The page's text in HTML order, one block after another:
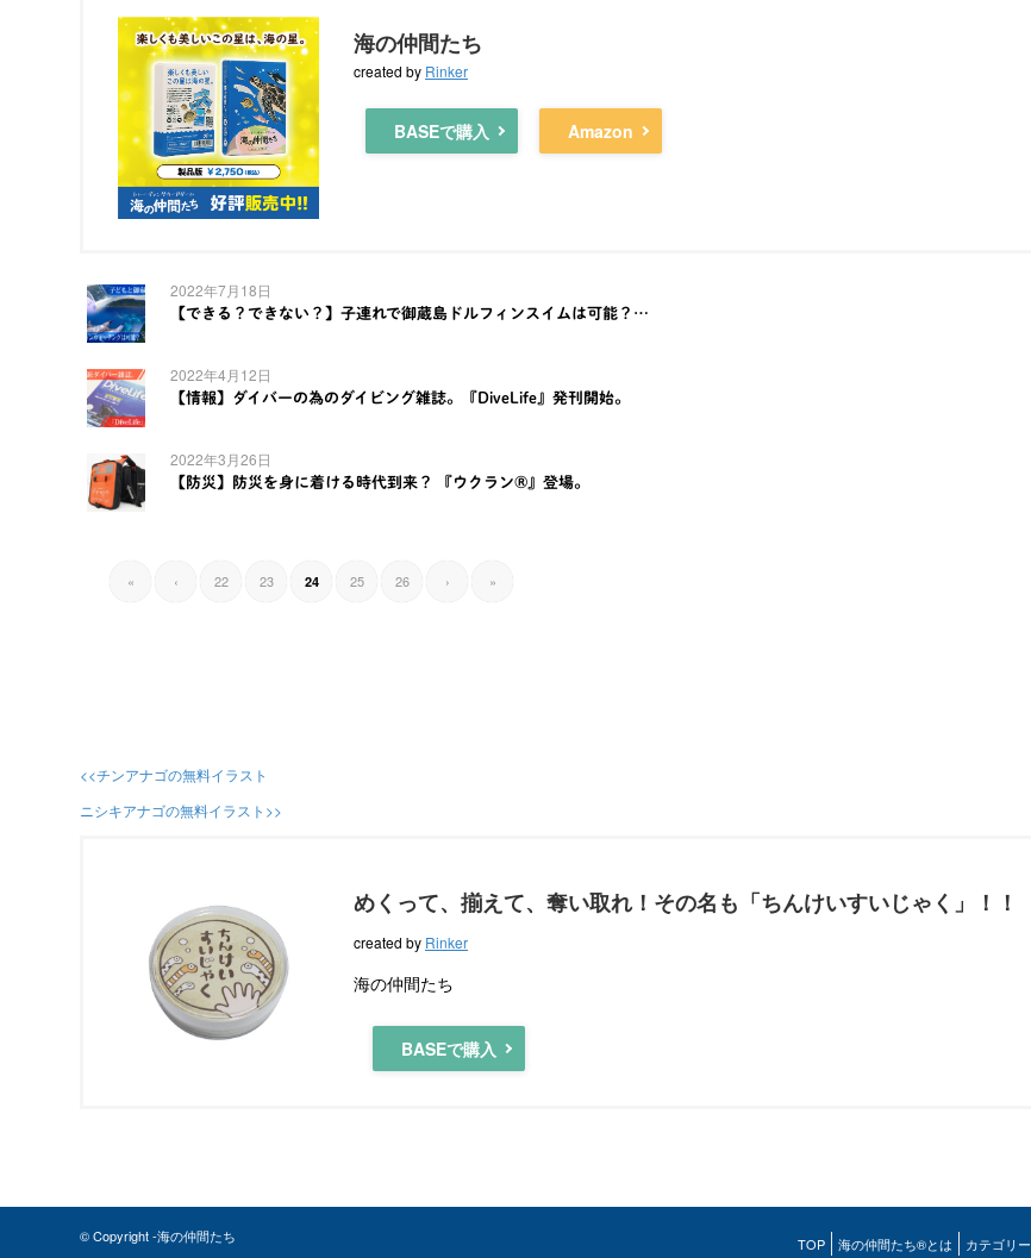
海の仲間たち
created by Rinker
BASEで購入 Amazon
2022年7月18日
【できる？できない？】子連れで御蔵島ドルフィンスイムは可能？…
2022年4月12日
【情報】ダイバーの為のダイビング雑誌。『DiveLife』発刊開始。
2022年3月26日
【防災】防災を身に着ける時代到来？ 『ウクラン®』登場。
« ‹ 22 23 24 25 26 › »
<<チンアナゴの無料イラスト
ニシキアナゴの無料イラスト>>
めくって、揃えて、奪い取れ！その名も「ちんけいすいじゃく」！！
created by Rinker
海の仲間たち
BASEで購入
© Copyright -海の仲間たち TOP 海の仲間たち®とは カテゴリー